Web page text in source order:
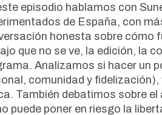
episodio hablamos con
de España, con
honesta sobre cómo
que no se ve, la edición, la
Analizamos si hacer un
comunidad y
También debatimos sobre
puede poner en riesgo la